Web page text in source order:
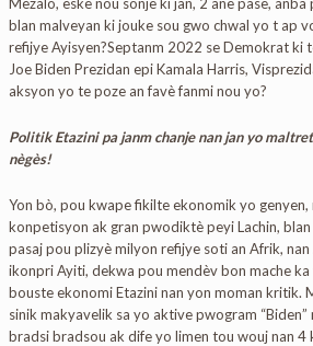
blan malveyan ki jouke sou gwo chwal yo t ap
refijye Ayisyen?Septanm 2022 se Demokrat ki
Joe Biden Prezidan epi Kamala Harris,
aksyon yo te poze an favè fanmi nou yo?
Politik Etazini pa janm chanje nan jan yo
nègès!
Yon bò, pou kwape fikilte ekonomik yo genyen,
konpetisyon ak gran pwodiktè peyi Lachin,
pasaj pou plizyè milyon refijye soti an Afrik, nan
ikonpri Ayiti, dekwa pou mendèv bon mache
bouste ekonomi Etazini nan yon moman kritik.
sinik makyavelik sa yo aktive pwogram “Biden”
bradsi bradsou ak dife yo limen tou wouj nan 4